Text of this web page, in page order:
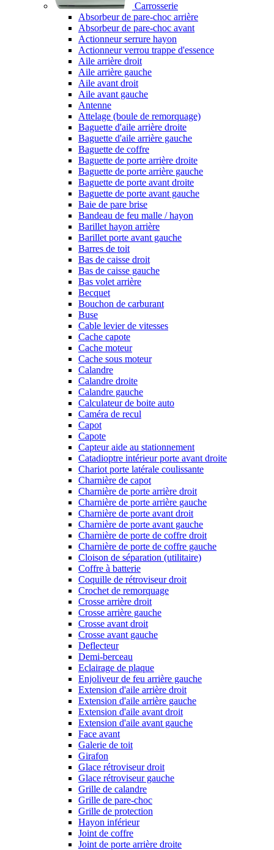
Carrosserie
Absorbeur de pare-choc arrière
Absorbeur de pare-choc avant
Actionneur serrure hayon
Actionneur verrou trappe d'essence
Aile arrière droit
Aile arrière gauche
Aile avant droit
Aile avant gauche
Antenne
Attelage (boule de remorquage)
Baguette d'aile arrière droite
Baguette d'aile arrière gauche
Baguette de coffre
Baguette de porte arrière droite
Baguette de porte arrière gauche
Baguette de porte avant droite
Baguette de porte avant gauche
Baie de pare brise
Bandeau de feu malle / hayon
Barillet hayon arrière
Barillet porte avant gauche
Barres de toit
Bas de caisse droit
Bas de caisse gauche
Bas volet arrière
Becquet
Bouchon de carburant
Buse
Cable levier de vitesses
Cache capote
Cache moteur
Cache sous moteur
Calandre
Calandre droite
Calandre gauche
Calculateur de boite auto
Caméra de recul
Capot
Capote
Capteur aide au stationnement
Catadioptre intérieur porte avant droite
Chariot porte latérale coulissante
Charnière de capot
Charnière de porte arrière droit
Charnière de porte arrière gauche
Charnière de porte avant droit
Charnière de porte avant gauche
Charnière de porte de coffre droit
Charnière de porte de coffre gauche
Cloison de séparation (utilitaire)
Coffre à batterie
Coquille de rétroviseur droit
Crochet de remorquage
Crosse arrière droit
Crosse arrière gauche
Crosse avant droit
Crosse avant gauche
Deflecteur
Demi-berceau
Eclairage de plaque
Enjoliveur de feu arrière gauche
Extension d'aile arrière droit
Extension d'aile arrière gauche
Extension d'aile avant droit
Extension d'aile avant gauche
Face avant
Galerie de toit
Girafon
Glace rétroviseur droit
Glace rétroviseur gauche
Grille de calandre
Grille de pare-choc
Grille de protection
Hayon inférieur
Joint de coffre
Joint de porte arrière droite